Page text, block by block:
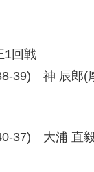
1回戦
39) 神 辰郎(
37) 大浦 直